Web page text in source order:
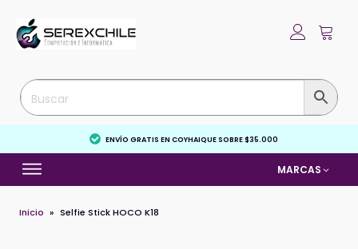
ENVÍO GRATIS EN COYHAIQUE SOBRE $35.000
MARCAS
Inicio » Selfie Stick HOCO K18